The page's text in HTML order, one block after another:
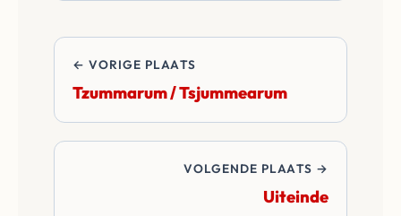
overdrachtskosten
← VORIGE PLAATS
Tzummarum / Tsjummearum
VOLGENDE PLAATS →
Uiteinde